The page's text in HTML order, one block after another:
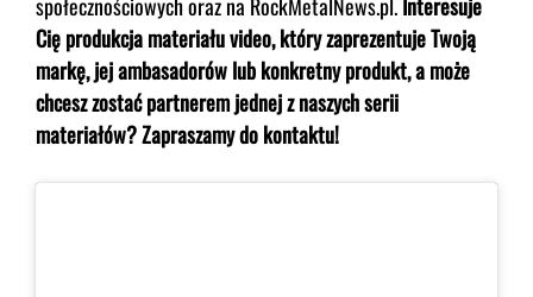
Cię produkcja materiału video, który zaprezentuje Twoją
markę, jej ambasadorów lub konkretny produkt, a może
chcesz zostać partnerem jednej z naszych serii
materiałów? Zapraszamy do kontaktu!